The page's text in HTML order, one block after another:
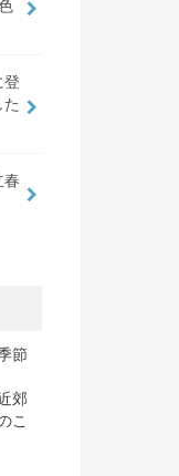
登
春
節
郊
こ